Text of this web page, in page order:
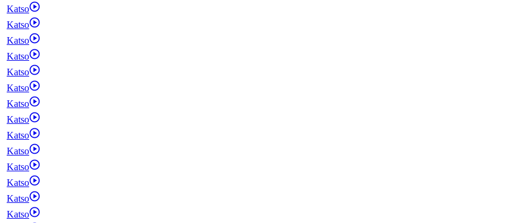
Katso
Katso
Katso
Katso
Katso
Katso
Katso
Katso
Katso
Katso
Katso
Katso
Katso
Katso